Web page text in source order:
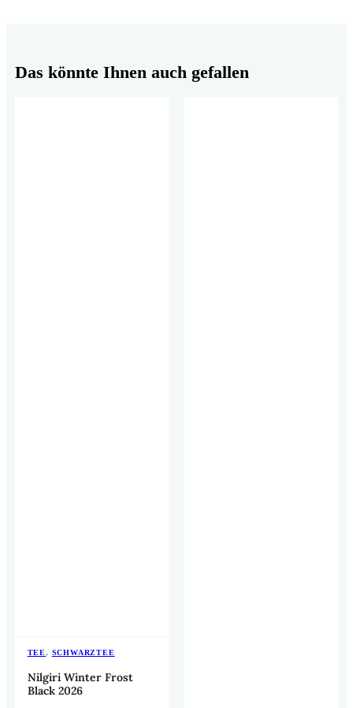
Das könnte Ihnen auch gefallen
TEE, SCHWARZTEE
Nilgiri Winter Frost
Black 2026